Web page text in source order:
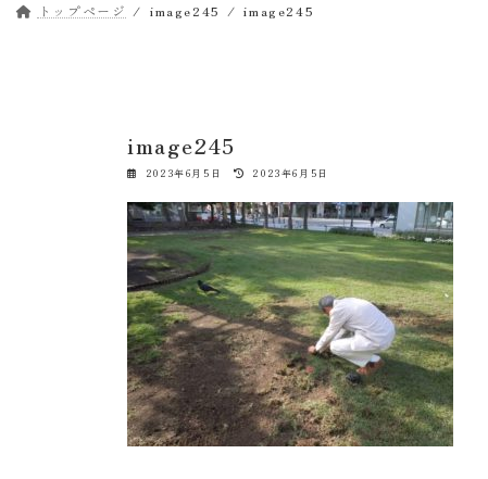
トップページ image245 image245
image245
2023年6月5日
最
更
新
日
時
:
2023年6月5日